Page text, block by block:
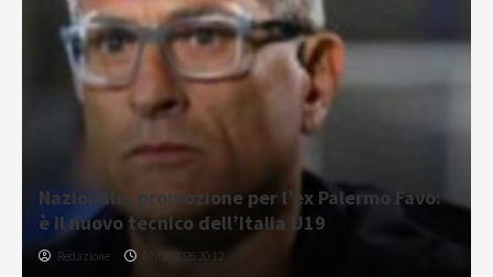
Nazionale, promozione per l’ex Palermo Favo:
è il nuovo tecnico dell’Italia U19
Redazione 07/08/2026 20:12